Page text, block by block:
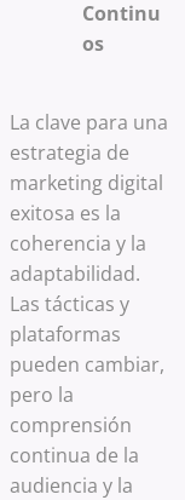
Continu
os
La clave para una
estrategia de
marketing digital
exitosa es la
coherencia y la
adaptabilidad.
Las tácticas y
plataformas
pueden cambiar,
pero la
comprensión
continua de la
audiencia y la